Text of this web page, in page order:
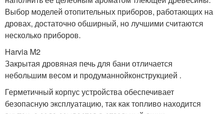
Выбор моделей отопительных приборов, работающих на
дровах, достаточно обширный, но лучшими считаются
несколько приборов.
Harvia M2
Закрытая дровяная печь для бани отличается
небольшим весом и продуманнойконструкцией .
Герметичный корпус устройства обеспечивает
безопасную эксплуатацию, так как топливо находится